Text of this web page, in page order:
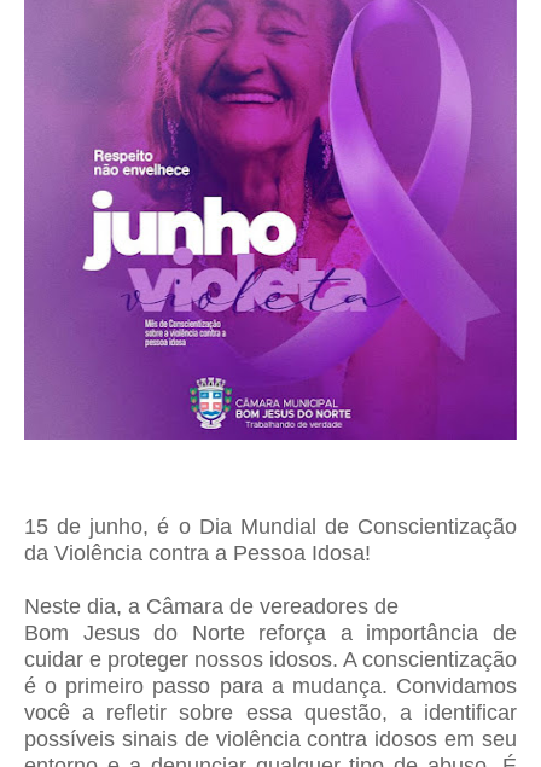
15 de junho, é o Dia Mundial de Conscientização
da Violência contra a Pessoa Idosa!
Neste dia, a Câmara de vereadores de
Bom Jesus do Norte reforça a importância de
cuidar e proteger nossos idosos. A conscientização
é o primeiro passo para a mudança. Convidamos
você a refletir sobre essa questão, a identificar
possíveis sinais de violência contra idosos em seu